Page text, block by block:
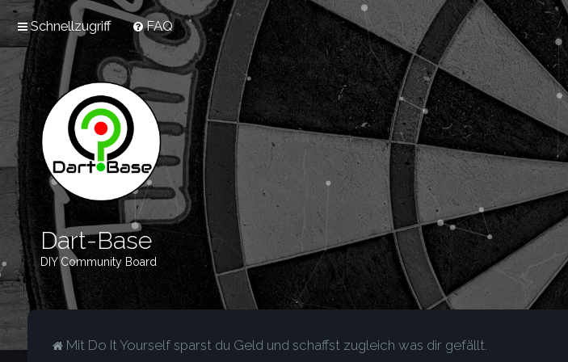
Schnellzugriff FAQ
Dart-Base
DIY Community Board
Mit Do It Yourself sparst du Geld und schaffst zugleich was dir gefällt.